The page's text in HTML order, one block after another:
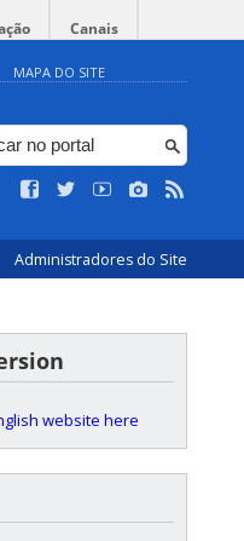
Canais
MAPA DO SITE
Administradores do Site
website here